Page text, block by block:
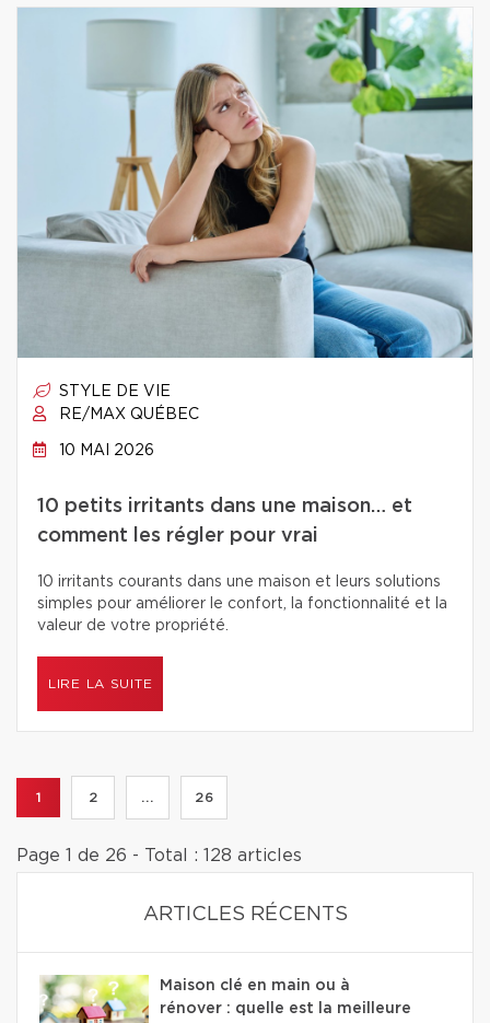
STYLE DE VIE
RE/MAX QUÉBEC
10 MAI 2026
10 petits irritants dans une maison… et
comment les régler pour vrai
10 irritants courants dans une maison et leurs solutions
simples pour améliorer le confort, la fonctionnalité et la
valeur de votre propriété.
LIRE LA SUITE
1 2 ... 26
Page 1 de 26 - Total : 128 articles
ARTICLES RÉCENTS
Maison clé en main ou à
rénover : quelle est la meilleure